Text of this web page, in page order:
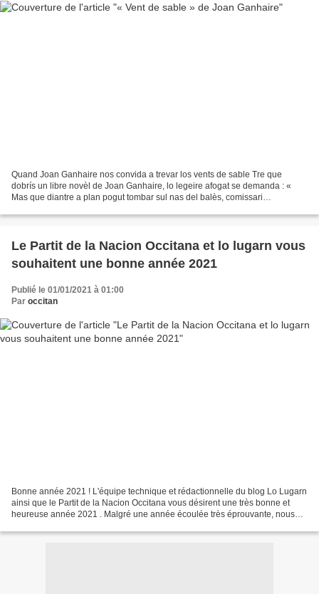
Quand Joan Ganhaire nos convida a trevar los vents de sable Tre que
dobrís un libre novèl de Joan Ganhaire, lo legeire afogat se demanda : «
Mas que diantre a plan pogut tombar sul nas del balès, comissari
Le Partit de la Nacion Occitana et lo lugarn vous
souhaitent une bonne année 2021
Publié le 01/01/2021 à 01:00
Par occitan
Bonne année 2021 ! L'équipe technique et rédactionnelle du blog Lo Lugarn
ainsi que le Partit de la Nacion Occitana vous désirent une très bonne et
heureuse année 2021 . Malgré une année écoulée très éprouvante, nous